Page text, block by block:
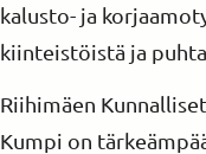
kalusto- ja
kiinteistöistä ja
Riihimäen
Kumpi on